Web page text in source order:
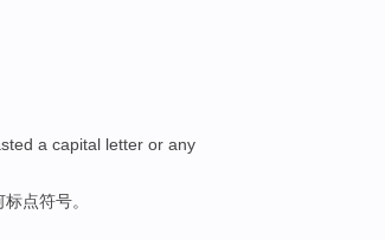
a capital letter or any
标点符号。